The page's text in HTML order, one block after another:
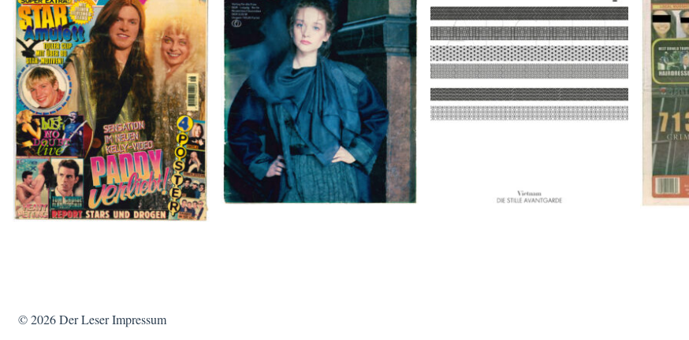
SIBYLLE 6/89 ARCH+ Nr. 226, Herbst 2016
BRAVO – Nr. 8, 13. Febr. 1997
A-
© 2026Der Leser Impressum